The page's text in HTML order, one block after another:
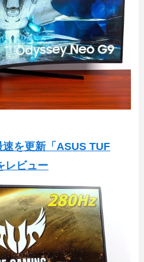
を更新「ASUS TUF
レビュー